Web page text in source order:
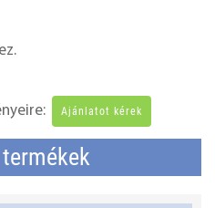
Ajánlatot kérek